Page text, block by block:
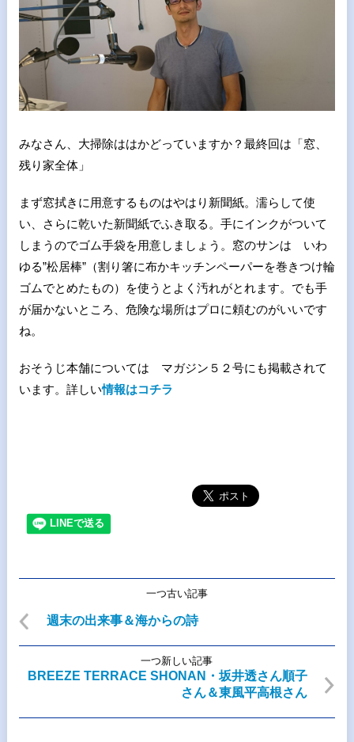
みなさん、大掃除ははかどっていますか？最終回は「窓、
残り家全体」
まず窓拭きに用意するものはやはり新聞紙。濡らして使
い、さらに乾いた新聞紙でふき取る。手にインクがついて
しまうのでゴム手袋を用意しましょう。窓のサンは いわ
ゆる”松居棒”（割り箸に布かキッチンペーパーを巻きつけ輪
ゴムでとめたもの）を使うとよく汚れがとれます。でも手
が届かないところ、危険な場所はプロに頼むのがいいです
ね。
おそうじ本舗については マガジン５２号にも掲載されて
います。詳しい情報はコチラ
一つ古い記事
週末の出来事＆海からの詩
一つ新しい記事
BREEZE TERRACE SHONAN・坂井透さん順子
さん＆東風平高根さん